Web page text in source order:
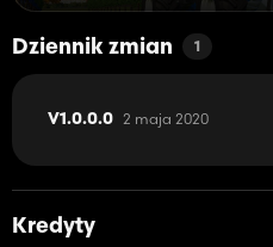
Dziennik zmian 1
V1.0.0.0 2 maja 2020
Kredyty